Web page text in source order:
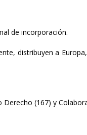
de incorporación.
distribuyen a
(167) y